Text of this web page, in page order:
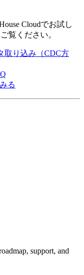
Cloudでお試し
覧ください。
取り込み（CDC方
る
support, and